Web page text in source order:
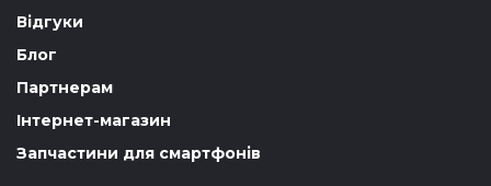
Відгуки
Блог
Партнерам
Інтернет-магазин
Запчастини для смартфонів